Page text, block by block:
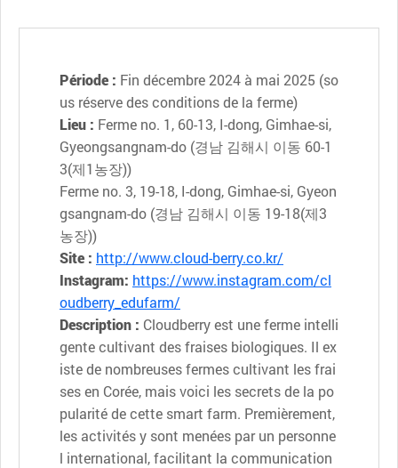
Période : Fin décembre 2024 à mai 2025 (so
us réserve des conditions de la ferme)
Lieu : Ferme no. 1, 60-13, I-dong, Gimhae-si,
Gyeongsangnam-do (경남 김해시 이동 60-1
3(제1농장))
Ferme no. 3, 19-18, I-dong, Gimhae-si, Gyeon
gsangnam-do (경남 김해시 이동 19-18(제3
농장))
Site : http://www.cloud-berry.co.kr/
Instagram: https://www.instagram.com/cl
oudberry_edufarm/
Description : Cloudberry est une ferme intelli
gente cultivant des fraises biologiques. Il ex
iste de nombreuses fermes cultivant les frai
ses en Corée, mais voici les secrets de la po
pularité de cette smart farm. Premièrement,
les activités y sont menées par un personne
l international, facilitant la communication